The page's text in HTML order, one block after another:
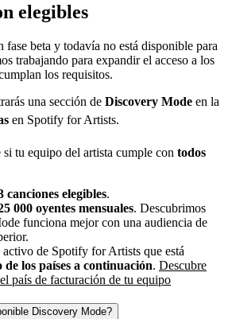
elegibles
fase beta y todavía no está disponible para
trabajando para expandir el acceso a los
los requisitos.
una sección de Discovery Mode en la
en Spotify for Artists.
si tu equipo del artista cumple con todos
canciones elegibles.
000 oyentes mensuales. Descubrimos
funciona mejor con una audiencia de
de Spotify for Artists que está
de los países a continuación. Descubre
país de facturación de tu equipo
Discovery Mode?